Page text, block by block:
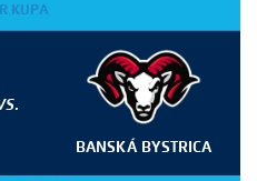
KUPA
BANSKÁ BYSTRICA